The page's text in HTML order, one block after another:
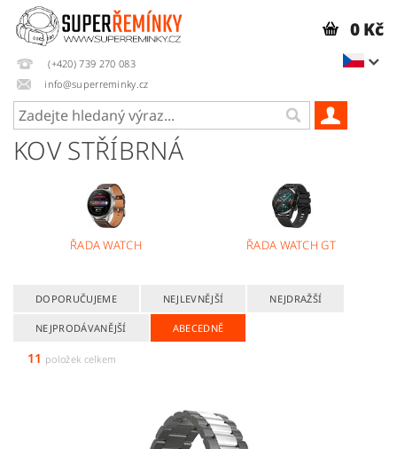
(+420) 739 270 083
info@superreminky.cz
0 Kč
KOV STŘÍBRNÁ
ŘADA WATCH ŘADA WATCH GT
DOPORUČUJEME NEJLEVNĚJŠÍ NEJDRAŽŠÍ
NEJPRODÁVANĚJŠÍ ABECEDNĚ
11 položek celkem